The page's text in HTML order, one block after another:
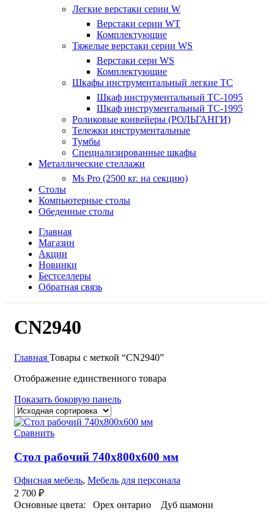
Легкие верстаки серии W
Верстаки серии WT
Комплектующие
Тяжелые верстаки серии WS
Верстаки сери WS
Комплектующие
Шкафы инструментальный легкие ТС
Шкаф инструментальный TC-1095
Шкаф инструментальный TC-1995
Роликовые конвейеры (РОЛЬГАНГИ)
Тележки инструментальные
Тумбы
Специализированные шкафы
Металлические стеллажи
Ms Pro (2500 кг. на секцию)
Столы
Компьютерные столы
Обеденные столы
Главная
Магазин
Акции
Новинки
Бестселлеры
Обратная связь
CN2940
Главная Товары с меткой “CN2940”
Отображение единственного товара
Показать боковую панель
Сравнить
Стол рабочий 740х800х600 мм
Офисная мебель, Мебель для персонала
2 700 ₽
Основные цвета: Орех онтарио Дуб шамони